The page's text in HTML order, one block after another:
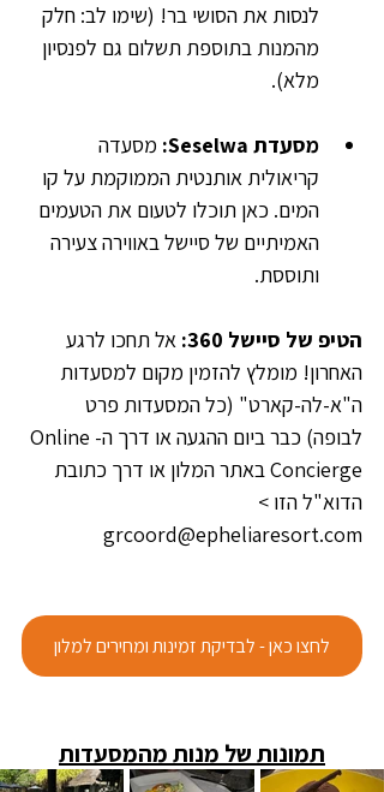
לנסות את הסושי בר! (שימו לב: חלק
מהמנות בתוספת תשלום גם לפנסיון
מלא).
מסעדת Seselwa:
מסעדה
קריאולית אותנטית הממוקמת על קו
המים. כאן תוכלו לטעום את הטעמים
האמיתיים של סיישל באווירה צעירה
ותוססת.
הטיפ של סיישל 360:
אל תחכו לרגע
האחרון! מומלץ להזמין מקום למסעדות
ה"א-לה-קארט" (כל המסעדות פרט
לבופה) כבר ביום ההגעה או דרך ה-Online
Concierge באתר המלון או דרך כתובת
הדוא"ל הזו >
grcoord@epheliaresort.com
לחצו כאן - לבדיקת זמינות ומחירים למלון
תמונות של מנות מהמסעדות